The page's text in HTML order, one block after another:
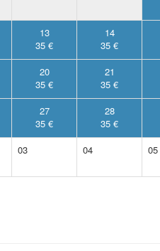
13
35 €
14
35 €
20
35 €
21
35 €
27
35 €
28
35 €
03 04 05